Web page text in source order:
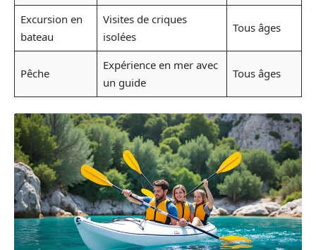
Excursion en
bateau
Visites de criques
isolées
Tous âges
Pêche
Expérience en mer avec
un guide
Tous âges